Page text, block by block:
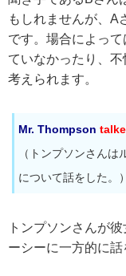
もしれませんが、A
です。場合によっ
ていなかったり、
考えられます。
Mr. Thompson
（トンプソンさん
について話をした。）
トンプソンさんが
ーシーに一方的に話